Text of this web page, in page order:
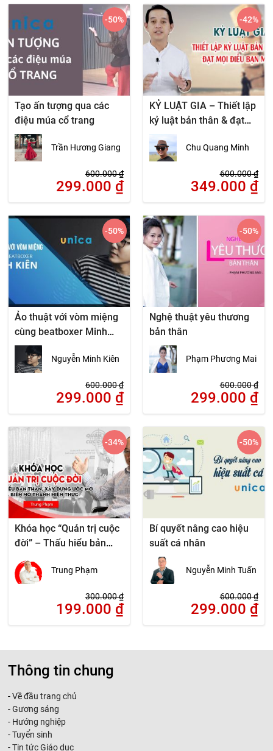
Tạo ấn tượng qua các
điệu múa cổ trang
Trần Hương Giang
600.000₫
299.000 ₫
-50%
KỶ LUẬT GIA – Thiết lập
kỷ luật bản thân & đạt
mọi điều bạn muốn
Chu Quang Minh
600.000₫
349.000 ₫
-42%
Ảo thuật với vòm miệng
cùng beatboxer Minh
Kiên
Nguyễn Minh Kiên
600.000₫
299.000 ₫
-50%
Nghệ thuật yêu thương
bản thân
Phạm Phương Mai
600.000₫
299.000 ₫
-50%
Khóa học “Quản trị cuộc
đời” – Thấu hiểu bản
thân, bứt phá thành
công
Trung Phạm
300.000₫
199.000 ₫
-34%
Bí quyết nâng cao hiệu
suất cá nhân
Nguyễn Minh Tuấn
600.000₫
299.000 ₫
-50%
Thông tin chung
-Về đầu trang chủ
-Gương sáng
- Hướng nghiệp
-Tuyển sinh
-Tin tức Giáo dục